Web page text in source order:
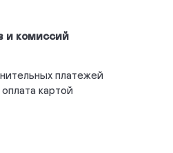
и комиссий
платежей
картой